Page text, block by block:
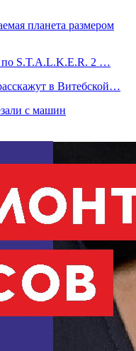
планета размером
по S.T.A.L.K.E.R. 2 …
в Витебской…
с машин